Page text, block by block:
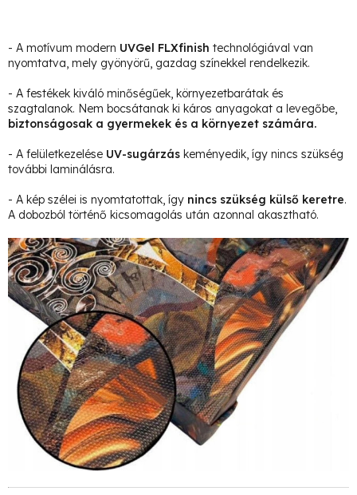
- A motívum modern UVGel FLXfinish technológiával van
nyomtatva, mely gyönyörű, gazdag színekkel rendelkezik.
- A festékek kiváló minőségűek, környezetbarátak és
szagtalanok. Nem bocsátanak ki káros anyagokat a levegőbe,
biztonságosak a gyermekek és a környezet számára.
- A felületkezelése UV-sugárzás keményedik, így nincs szükség
további laminálásra.
- A kép szélei is nyomtatottak, így nincs szükség külső keretre.
A dobozból történő kicsomagolás után azonnal akasztható.